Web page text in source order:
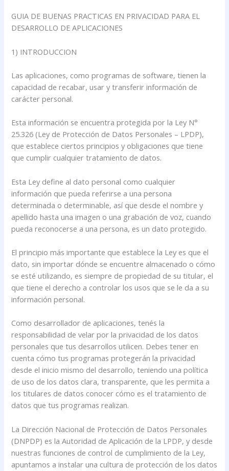
GUIA DE BUENAS PRACTICAS EN PRIVACIDAD PARA EL
DESARROLLO DE APLICACIONES
1) INTRODUCCION
Las aplicaciones, como programas de software, tienen la
capacidad de recabar, usar y transferir información de
carácter personal.
Esta información se encuentra protegida por la Ley N°
25.326 (Ley de Protección de Datos Personales – LPDP),
que establece ciertos principios y obligaciones que tiene
que cumplir cualquier tratamiento de datos.
Esta Ley define al dato personal como cualquier
información que pueda referirse a una persona
determinada o determinable, así que desde el nombre y
apellido hasta una imagen o una grabación de voz, cuando
pueda reconocerse a una persona, es un dato protegido.
El principio más importante que establece la Ley es que el
dato, sin importar dónde se encuentre almacenado o cómo
se esté utilizando, es siempre de propiedad de su titular, el
que tiene el derecho a controlar los usos que se le da a su
información personal.
Como desarrollador de aplicaciones, tenés la
responsabilidad de velar por la privacidad de los datos
personales que tus desarrollos utilicen. Debes tener en
cuenta cómo tus programas protegerán la privacidad
desde el inicio mismo del desarrollo, teniendo una política
de uso de los datos clara, transparente, que les permita a
los titulares de datos conocer cómo es el tratamiento de
datos que tus programas realizan.
La Dirección Nacional de Protección de Datos Personales
(DNPDP) es la Autoridad de Aplicación de la LPDP, y desde
nuestras funciones de control de cumplimiento de la Ley,
apuntamos a instalar una cultura de protección de los datos